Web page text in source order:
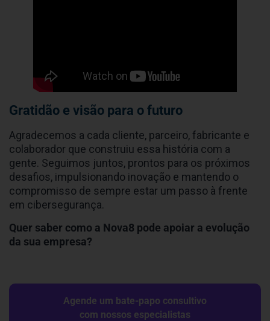
Gratidão e visão para o futuro
Agradecemos a cada cliente, parceiro, fabricante e
colaborador que construiu essa história com a
gente. Seguimos juntos, prontos para os próximos
desafios, impulsionando inovação e mantendo o
compromisso de sempre estar um passo à frente
em cibersegurança.
Quer saber como a Nova8 pode apoiar a evolução
da sua empresa?
Agende um bate-papo consultivo
com nossos especialistas